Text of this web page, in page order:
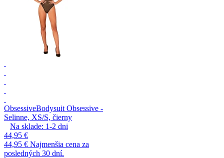
ObsessiveBodysuit Obsessive -
Selinne, XS/S, čierny
Na sklade: 1-2 dni
44,95 €
44,95 € Najmenšia cena za
posledných 30 dní.